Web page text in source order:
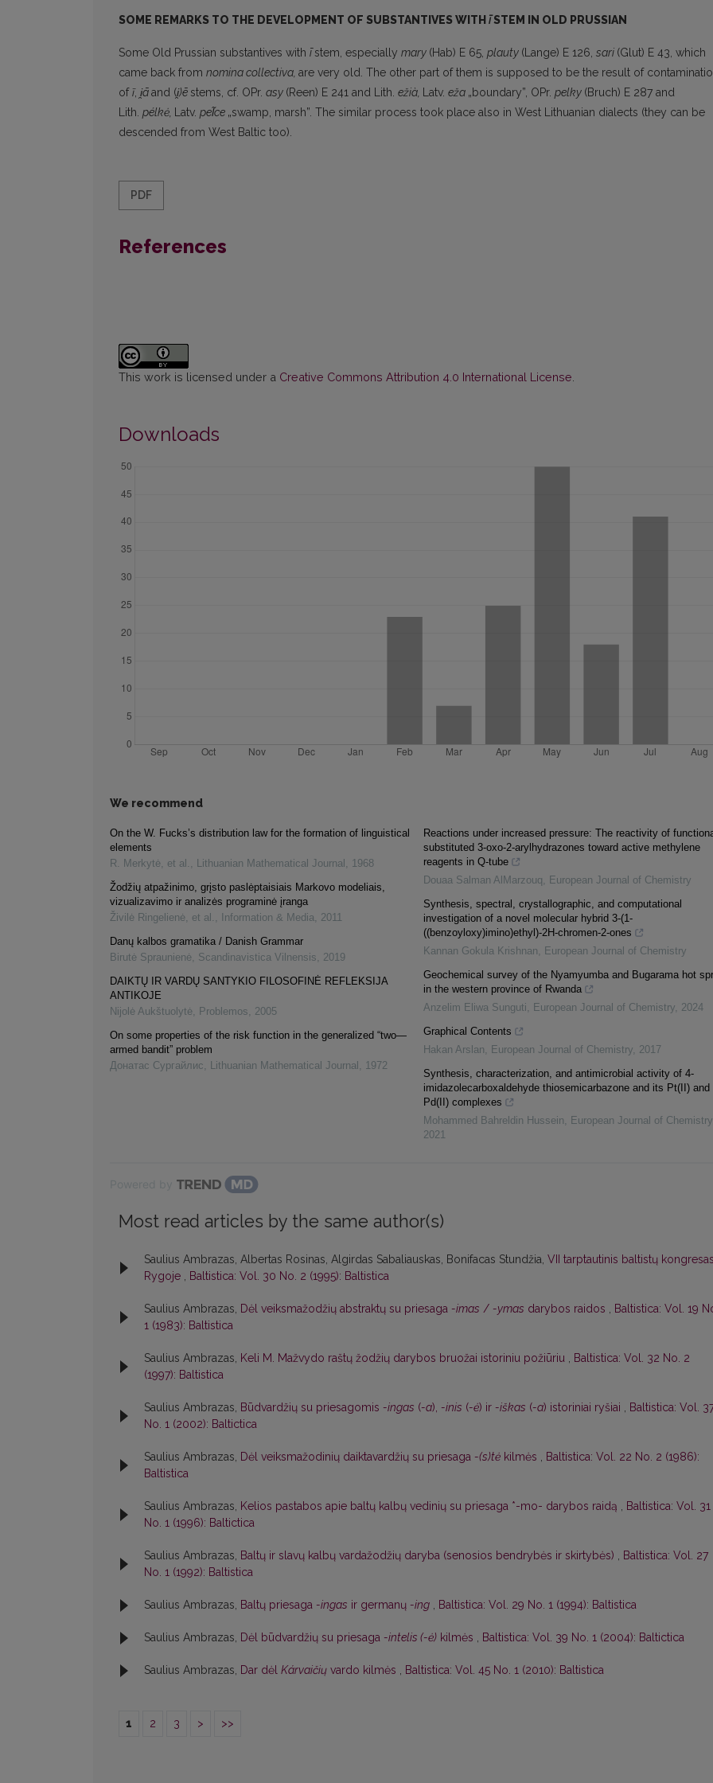
SOME REMARKS TO THE DEVELOPMENT OF SUBSTANTIVES WITH īSTEM IN OLD PRUSSIAN
Some Old Prussian substantives with īstem, especially mary (Hab) E 65, plauty (Lange) E 126, sari (Glut) E 43, which
came back from nominacollectiva, are very old. The other part of them is supposed to be the result of
ofī, i̯āand (i̯)ē stems, cf. OPr. asy (Reen) E 241 and Lith. ežià, Latv. eža „boundary”, OPr. pelky (Bruch) E 287 and
Lith. pélkė, Latv. pel̃ce „swamp, marsh”. The similar process took place also in West Lithuanian dialects (they can be
descended from West Baltic too).
PDF
References
This work is licensed under a Creative Commons Attribution 4.0 International License
Downloads
We recommend
On the W. Fucks’s distribution law for the formation of linguistical
elements
R. Merkytė, et al. , Lithuanian Mathematical Journal , 1968
Žodžių atpažinimo, grįsto paslėptaisiais Markovo modeliais,
vizualizavimo ir analizės programinė įranga
Živilė Ringelienė, et al. , Information & Media, 2011
Danų kalbos gramatika / Danish Grammar
Birutė Spraunienė, Scandinavistica Vilnensis, 2019
DAIKTŲ IR VARDŲ SANTYKIO FILOSOFINĖ REFLEKSIJA
ANTIKOJE
Nijolė Aukštuolytė, Problemos, 2005
On some properties of the risk function in the generalized “two—
armed bandit” problem
Донатас Сургайлис, Lithuanian Mathematical Journal , 1972
Reactions under increased pressure: The reactivity of
substituted 3-oxo-2-arylhydrazones toward active methylene
reagents in Q-tube
Douaa Salman AlMarzouq, European Journal of Chemistry
Synthesis, spectral, crystallographic, and computational
investigation of a novel molecular hybrid 3-(1-
((benzoyloxy)imino)ethyl)-2H-chromen-2-ones
Kannan Gokula Krishnan, European Journal of Chemistry
Geochemical survey of the Nyamyumba and Bugarama hot
in the western province of Rwanda
Anzelim Eliwa Sunguti, European Journal of Chemistry, 2024
Graphical Contents
Hakan Arslan, European Journal of Chemistry, 2017
Synthesis, characterization, and antimicrobial activity of 4-
imidazolecarboxaldehyde thiosemicarbazone and its Pt(II) and
Pd(II) complexes
Mohammed Bahreldin Hussein, European Journal of Chemistry,
2021
Most read articles by the same author(s)
Saulius Ambrazas, Albertas Rosinas, Algirdas Sabaliauskas, Bonifacas Stundžia, VII tarptautinis baltistų kongresas
Rygoje , Baltistica: Vol. 30 No. 2 (1995): Baltistica
Saulius Ambrazas, Dėl veiksmažodžių abstraktų su priesaga -imas / -ymas darybos raidos , Baltistica: Vol. 19
1 (1983): Baltistica
Saulius Ambrazas, Keli M. Mažvydo raštų žodžių darybos bruožai istoriniu požiūriu , Baltistica: Vol. 32 No. 2
(1997): Baltistica
Saulius Ambrazas, Būdvardžių su priesagomis -ingas (-a), -inis (-ė) ir -iškas (-a) istoriniai ryšiai , Baltistica: Vol.
No. 1 (2002): Baltictica
Saulius Ambrazas, Dėl veiksmažodinių daiktavardžių su priesaga -(s)tė kilmės , Baltistica: Vol. 22 No. 2 (1986):
Baltistica
Saulius Ambrazas, Kelios pastabos apie baltų kalbų vedinių su priesaga *-mo- darybos raidą , Baltistica: Vol. 31
No. 1 (1996): Baltictica
Saulius Ambrazas, Baltų ir slavų kalbų vardažodžių daryba (senosios bendrybės ir skirtybės) , Baltistica: Vol. 27
No. 1 (1992): Baltistica
Saulius Ambrazas, Baltų priesaga -ingas ir germanų -ing , Baltistica: Vol. 29 No. 1 (1994): Baltistica
Saulius Ambrazas, Dėl būdvardžių su priesaga -intelis (-ė) kilmės , Baltistica: Vol. 39 No. 1 (2004): Baltictica
Saulius Ambrazas, Dar dėl Kárvaičių vardo kilmės , Baltistica: Vol. 45 No. 1 (2010): Baltistica
1 2 3 > >>